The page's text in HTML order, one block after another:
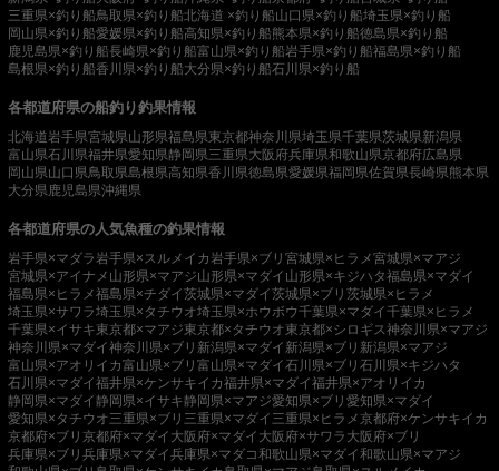
三重県×釣り船鳥取県×釣り船北海道 ×釣り船山口県×釣り船埼玉県×釣り船
岡山県×釣り船愛媛県×釣り船高知県×釣り船熊本県×釣り船徳島県×釣り船
鹿児島県×釣り船長崎県×釣り船富山県×釣り船岩手県×釣り船福島県×釣り船
島根県×釣り船香川県×釣り船大分県×釣り船石川県×釣り船
各都道府県の船釣り釣果情報
北海道岩手県宮城県山形県福島県東京都神奈川県埼玉県千葉県茨城県新潟県
富山県石川県福井県愛知県静岡県三重県大阪府兵庫県和歌山県京都府広島県
岡山県山口県鳥取県島根県高知県香川県徳島県愛媛県福岡県佐賀県長崎県熊本県
大分県鹿児島県沖縄県
各都道府県の人気魚種の釣果情報
岩手県×マダラ岩手県×スルメイカ岩手県×ブリ 宮城県×ヒラメ宮城県×マアジ
宮城県×アイナメ 山形県×マアジ山形県×マダイ 山形県×キジハタ福島県×マダイ
福島県×ヒラメ福島県×チダイ茨城県×マダイ茨城県×ブリ 茨城県×ヒラメ
埼玉県×サワラ埼玉県×タチウオ埼玉県×ホウボウ千葉県×マダイ千葉県×ヒラメ
千葉県×イサキ東京都×マアジ東京都×タチウオ東京都×シロギス神奈川県×マアジ
神奈川県×マダイ神奈川県×ブリ 新潟県×マダイ 新潟県×ブリ 新潟県×マアジ
富山県×アオリイカ富山県×ブリ 富山県×マダイ石川県×ブリ 石川県×キジハタ
石川県×マダイ福井県×ケンサキイカ福井県×マダイ福井県×アオリイカ
静岡県×マダイ 静岡県×イサキ静岡県×マアジ愛知県×ブリ 愛知県×マダイ
愛知県×タチウオ三重県×ブリ 三重県×マダイ 三重県×ヒラメ京都府×ケンサキイカ
京都府×ブリ 京都府×マダイ 大阪府×マダイ 大阪府×サワラ 大阪府×ブリ
兵庫県×ブリ 兵庫県×マダイ兵庫県×マダコ和歌山県×マダイ和歌山県×マアジ